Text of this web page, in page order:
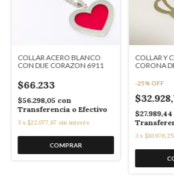
COLLAR ACERO BLANCO
CON DIJE CORAZON 6911
$66.233
$56.298,05 con
Transferencia o Efectivo
3 x $22.077,67 sin interés
COLLAR Y
CORONA
-25%OFF
$27.989,44
3 x $10.976,25